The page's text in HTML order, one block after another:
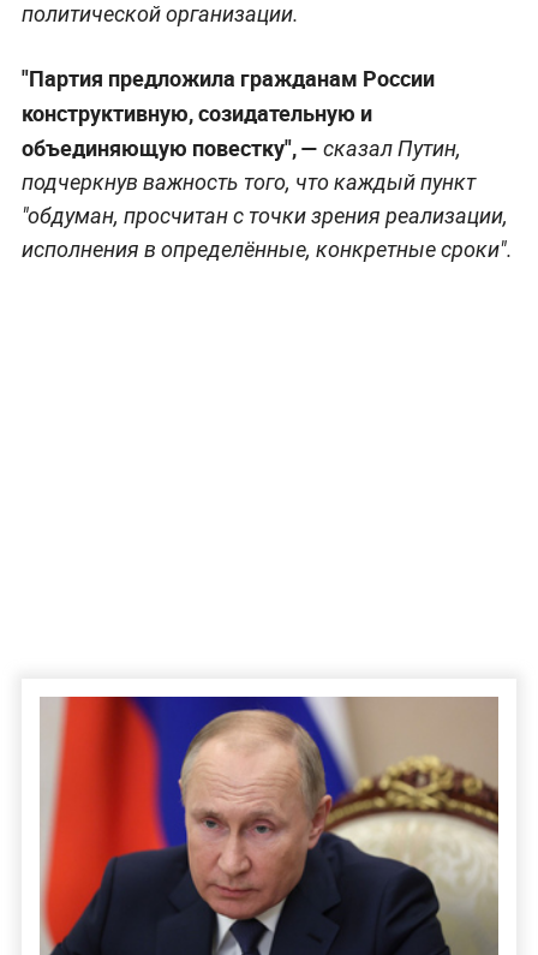
политической организации.
"Партия предложила гражданам России
конструктивную, созидательную и
объединяющую повестку", — сказал Путин,
подчеркнув важность того, что каждый пункт
"обдуман, просчитан с точки зрения реализации,
исполнения в определённые, конкретные сроки".